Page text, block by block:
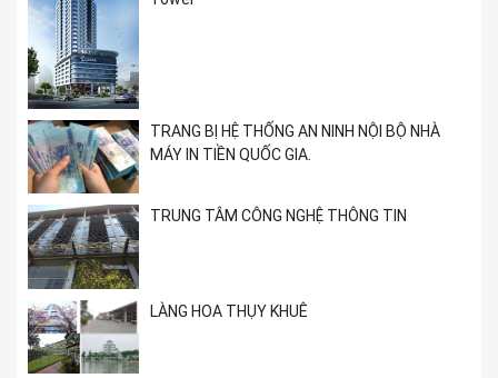
TRANG BỊ HỆ THỐNG AN NINH NỘI BỘ NHÀ
MÁY IN TIỀN QUỐC GIA.
TRUNG TÂM CÔNG NGHỆ THÔNG TIN
LÀNG HOA THỤY KHUÊ